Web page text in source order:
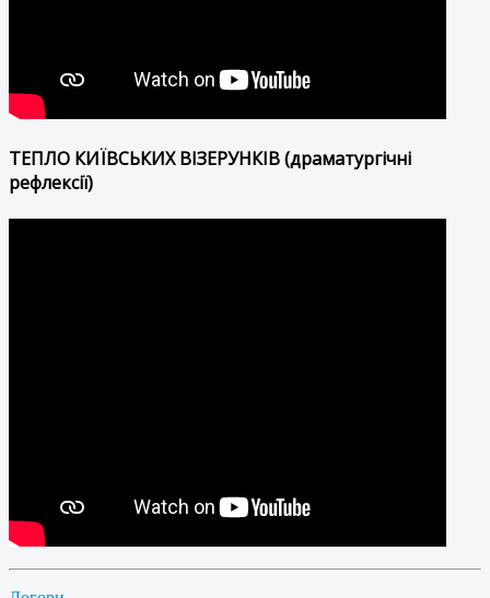
ТЕПЛО КИЇВСЬКИХ ВІЗЕРУНКІВ (драматургічні
рефлексії)